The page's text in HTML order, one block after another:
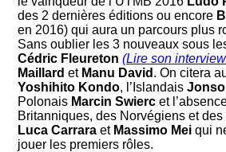
des 2 dernières éditions ou encore
en 2016) qui aura un parcours plus
Sans oublier les 3 nouveaux sous
Cédric Fleureton(Lire son
Maillard et Manu David . On citera
Yoshihito Kondo, l’Islandais
Polonais Marcin Swierc et
Britanniques, des Norvégiens et
Luca Carrara et Massimo Mei qui
jouer les premiers rôles.